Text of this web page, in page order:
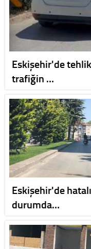
Eskişehir'de
trafiğin …
Eskişehir'de
durumda…